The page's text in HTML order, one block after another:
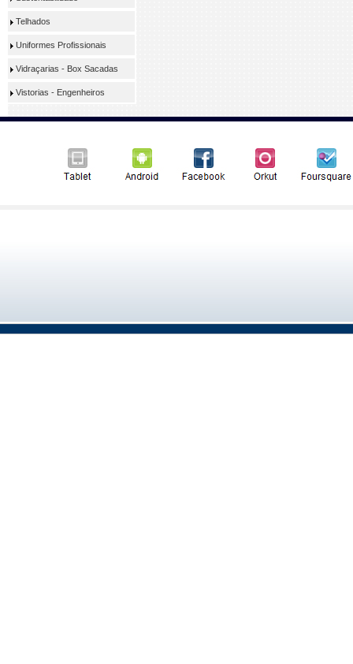
Telhados
Uniformes Profissionais
Vidraçarias - Box Sacadas
Vistorias - Engenheiros